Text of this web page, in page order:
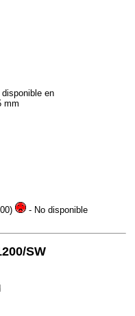
en
mm
- No disponible
SW